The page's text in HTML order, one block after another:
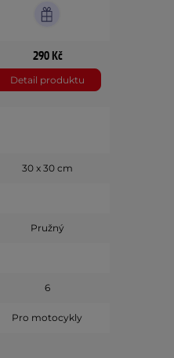
290 Kč
Detail produktu
30 x 30 cm
Pružný
6
Pro motocykly